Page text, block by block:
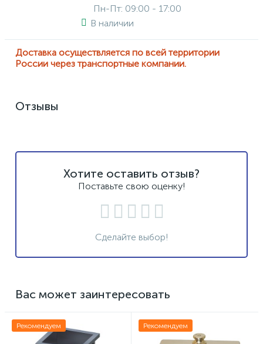
Пн-Пт: 09:00 - 17:00
В наличии
Доставка осуществляется по всей территории
России через транспортные компании.
Отзывы
Хотите оставить отзыв?
Поставьте свою оценку!
Сделайте выбор!
Вас может заинтересовать
Рекомендуем Рекомендуем